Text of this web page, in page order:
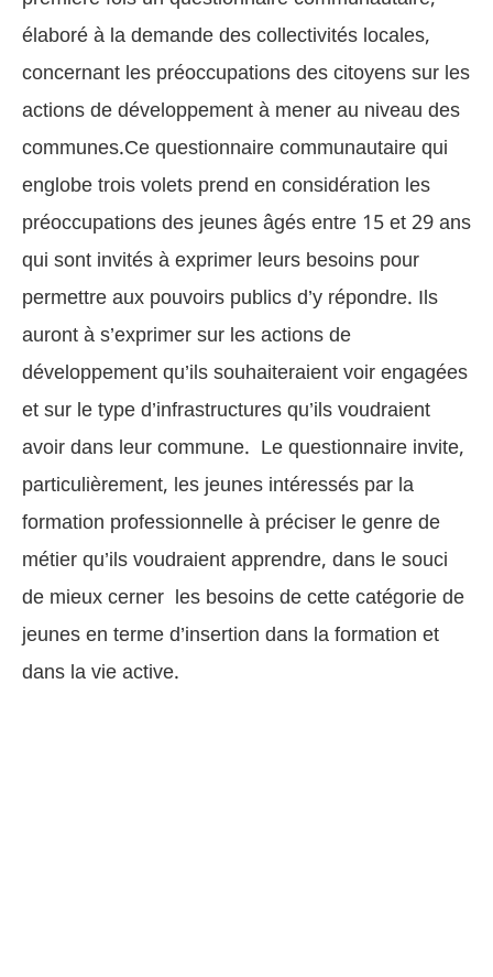
élaboré à la demande des collectivités locales,
concernant les préoccupations des citoyens sur les
actions de développement à mener au niveau des
communes.Ce questionnaire communautaire qui
englobe trois volets prend en considération les
préoccupations des jeunes âgés entre 15 et 29 ans
qui sont invités à exprimer leurs besoins pour
permettre aux pouvoirs publics d’y répondre. Ils
auront à s’exprimer sur les actions de
développement qu’ils souhaiteraient voir engagées
et sur le type d’infrastructures qu’ils voudraient
avoir dans leur commune. Le questionnaire invite,
particulièrement, les jeunes intéressés par la
formation professionnelleà préciser le genre de
métier qu’ils voudraient apprendre, dans le souci
de mieux cerner les besoins de cette catégorie de
jeunes en terme d’insertion dans la formation et
dans la vie active.